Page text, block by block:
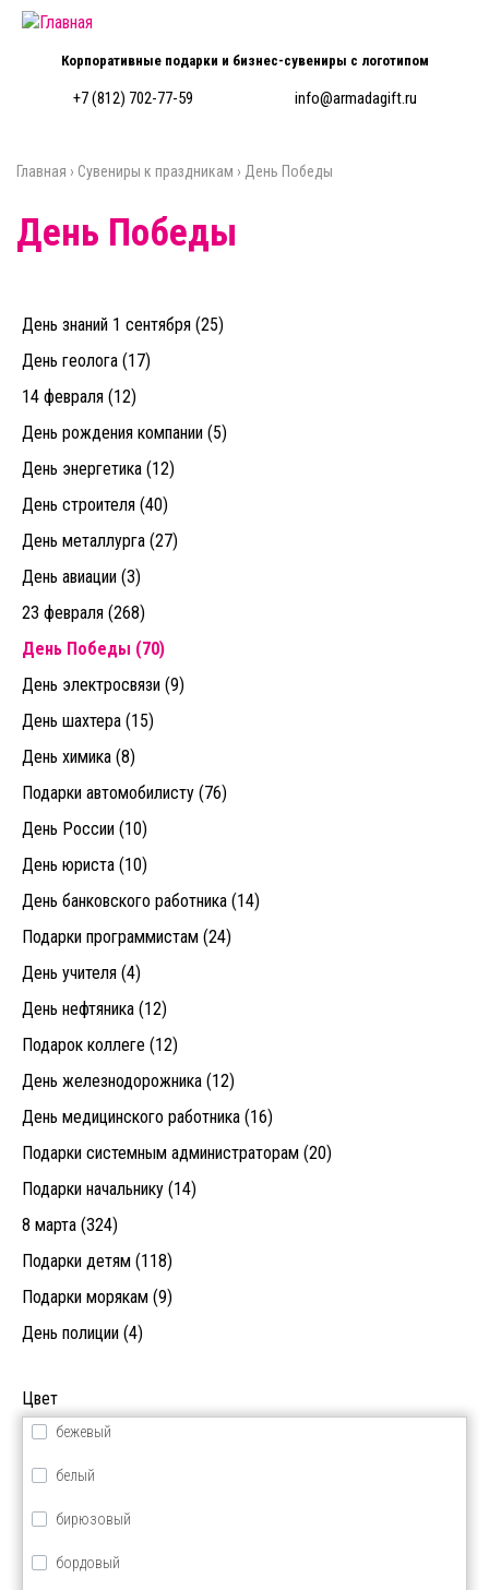
Перейти к основному содержанию
Корпоративные подарки и бизнес-сувениры с логотипом
+7 (812) 702-77-59 info@armadagift.ru
Вы здесь
Главная › Сувениры к праздникам › День Победы
День Победы
День знаний 1 сентября (25)
День геолога (17)
14 февраля (12)
День рождения компании (5)
День энергетика (12)
День строителя (40)
День металлурга (27)
День авиации (3)
23 февраля (268)
День Победы (70)
День электросвязи (9)
День шахтера (15)
День химика (8)
Подарки автомобилисту (76)
День России (10)
День юриста (10)
День банковского работника (14)
Подарки программистам (24)
День учителя (4)
День нефтяника (12)
Подарок коллеге (12)
День железнодорожника (12)
День медицинского работника (16)
Подарки системным администраторам (20)
Подарки начальнику (14)
8 марта (324)
Подарки детям (118)
Подарки морякам (9)
День полиции (4)
Цвет
бежевый
белый
бирюзовый
бордовый
Материал